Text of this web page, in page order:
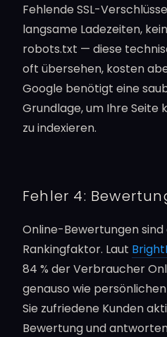
Fehlende SSL-
langsame Ladezeiten,
robots.txt — diese
oft übersehen, kosten
Google benötigt eine
Grundlage, um Ihre Seite
zu indexieren.
Fehler 4:
Online-Bewertungen
Rankingfaktor. Laut
84 % der Verbraucher
genauso wie
Sie zufriedene Kunden
Bewertung und